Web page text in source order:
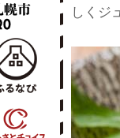
しくジ